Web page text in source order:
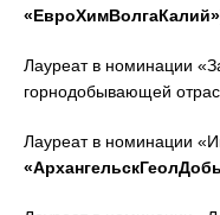
«ЕвроХимВолгаКалий»
Лауреат в номинации
горнодобывающей
Лауреат в номинации